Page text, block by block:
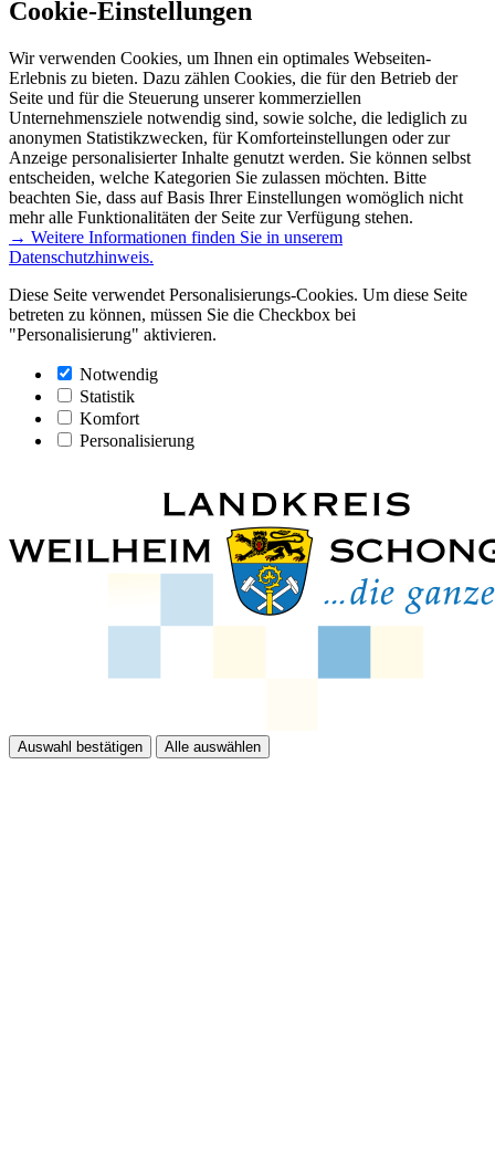
Cookie-Einstellungen
Wir verwenden Cookies, um Ihnen ein optimales Webseiten-
Erlebnis zu bieten. Dazu zählen Cookies, die für den Betrieb der
Seite und für die Steuerung unserer kommerziellen
Unternehmensziele notwendig sind, sowie solche, die lediglich zu
anonymen Statistikzwecken, für Komforteinstellungen oder zur
Anzeige personalisierter Inhalte genutzt werden. Sie können selbst
entscheiden, welche Kategorien Sie zulassen möchten. Bitte
beachten Sie, dass auf Basis Ihrer Einstellungen womöglich nicht
mehr alle Funktionalitäten der Seite zur Verfügung stehen.
→ Weitere Informationen finden Sie in unserem
Datenschutzhinweis.
Diese Seite verwendet Personalisierungs-Cookies. Um diese Seite
betreten zu können, müssen Sie die Checkbox bei
"Personalisierung" aktivieren.
Notwendig
Statistik
Komfort
Personalisierung
Auswahl bestätigen Alle auswählen